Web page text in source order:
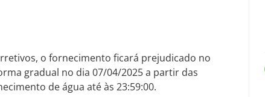
o fornecimento ficará prejudicado no
gradual no dia 07/04/2025 a partir das
de água até às 23:59:00.